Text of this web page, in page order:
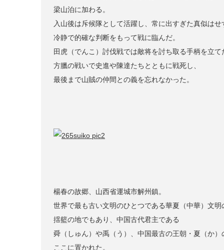
梁山泊に加わる。
入山後は斥候隊として活躍し、常に出すぎた真似はせ
冷静で的確な判断をもって戦に臨んだ。
田虎（でんこ）討伐戦では敵将を討ち取る手柄を立て
方臘の戦いで史進や陳達たちとともに戦死し、
最後まで山賊の仲間との義を忘れなかった。
楊春の故郷、山西省運城市解州鎮。
世界で最も古い文明のひとつである華夏（中華）文明
揺籃の地でもあり、中国古代君主である
舜（しゅん）や禹（う）、中国最古の王朝・夏（か）
ここに置かれた。